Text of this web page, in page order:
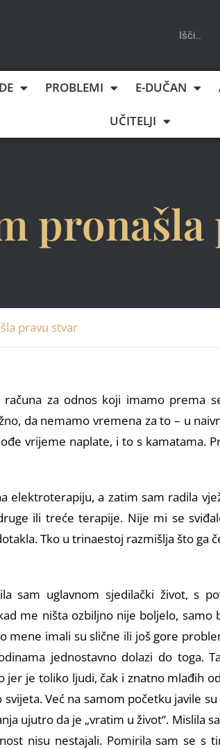
PROBLEMI E-DUČAN
UČITELJI
pravu stvar
za odnos koji imamo prema
da nemamo vremena za to – u
vrijeme naplate, i to s kamatama.
elektroterapiju, a zatim sam radila
ili treće terapije. Nije mi se
Tko u trinaestoj razmišlja što ga
sam uglavnom sjedilački život, s
me ništa ozbiljno nije boljelo,
mene imali su slične ili još gore
jednostavno dolazi do toga.
je toliko ljudi, čak i znatno mlađih
Već na samom početku javile
ujutro da je „vratim u život“. Mislila
nisu nestajali. Pomirila sam se s